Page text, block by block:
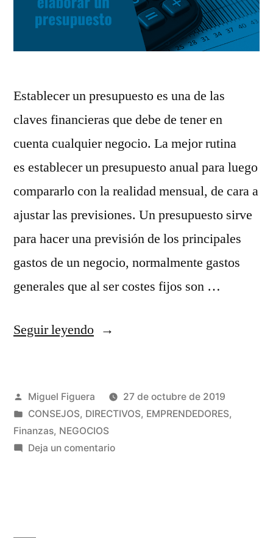
Establecer un presupuesto es una de las
claves financieras que debe de tener en
cuenta cualquier negocio. La mejor rutina
es establecer un presupuesto anual para luego
compararlo con la realidad mensual, de cara a
ajustar las previsiones. Un presupuesto sirve
para hacer una previsión de los principales
gastos de un negocio, normalmente gastos
generales que al ser costes fijos son …
Seguir leyendo«5
elaborar
un
presupuesto »
Publicado
por
Miguel Figuera
27 de octubre de 2019
Publicado
en
CONSEJOS, DIRECTIVOS, EMPRENDEDORES,
Finanzas, NEGOCIOS
Deja un comentarioen